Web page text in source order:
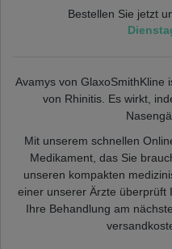
Bestellen Sie jetzt
Avamys von GlaxoSmithKline
von Rhinitis. Es wirkt,
Mit unserem schnellen
Medikament, das Sie
unseren kompakten
einer unserer Ärzte überprüft
Ihre Behandlung am